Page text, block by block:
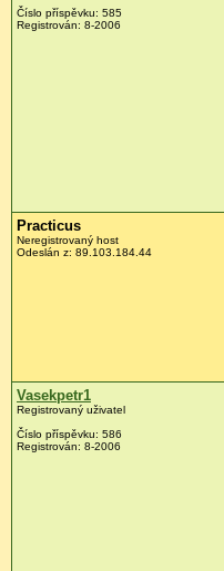
Číslo příspěvku: 585
Registrován: 8-2006
Practicus
Neregistrovaný host
Odeslán z: 89.103.184.44
Vasekpetr1
Registrovaný uživatel
Číslo příspěvku: 586
Registrován: 8-2006